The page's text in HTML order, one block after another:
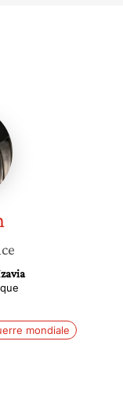
mondiale